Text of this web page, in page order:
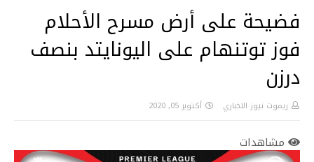
فضيحة على أرض مسرح الأحلام
فوز توتنهام على اليونايتد بنصف
درزن
ريموت نيوز الاخباري أكتوبر 05, 2020
مشاهدات